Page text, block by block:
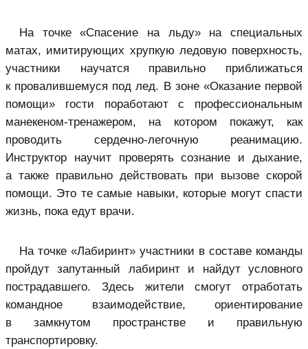
На точке «Спасение на льду» на специальных
матах, имитирующих хрупкую ледовую поверхность,
участники научатся правильно приближаться
к провалившемуся под лед. В зоне «Оказание первой
помощи» гости поработают с профессиональным
манекеном-тренажером, на котором покажут, как
проводить сердечно-легочную реанимацию.
Инструктор научит проверять сознание и дыхание,
а также правильно действовать при вызове скорой
помощи. Это те самые навыки, которые могут спасти
жизнь, пока едут врачи.
На точке «Лабиринт» участники в составе команды
пройдут запутанный лабиринт и найдут условного
пострадавшего. Здесь жители смогут отработать
командное взаимодействие, ориентирование
в замкнутом пространстве и правильную
транспортировку.